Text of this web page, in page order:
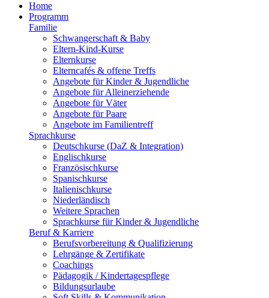
Home
Programm
Familie
Schwangerschaft & Baby
Eltern-Kind-Kurse
Elternkurse
Elterncafés & offene Treffs
Angebote für Kinder & Jugendliche
Angebote für Alleinerziehende
Angebote für Väter
Angebote für Paare
Angebote im Familientreff
Sprachkurse
Deutschkurse (DaZ & Integration)
Englischkurse
Französischkurse
Spanischkurse
Italienischkurse
Niederländisch
Weitere Sprachen
Sprachkurse für Kinder & Jugendliche
Beruf & Karriere
Berufsvorbereitung & Qualifizierung
Lehrgänge & Zertifikate
Coachings
Pädagogik / Kindertagespflege
Bildungsurlaube